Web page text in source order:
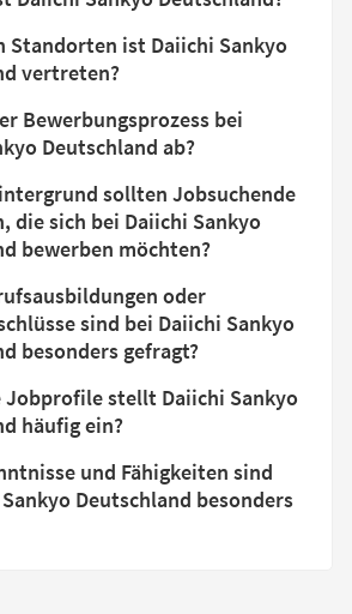
Standorten ist Daiichi Sankyo
vertreten?
Bewerbungsprozess bei
Deutschland ab?
sollten Jobsuchende
die sich bei Daiichi Sankyo
bewerben möchten?
oder
sind bei Daiichi Sankyo
besonders gefragt?
Jobprofile stellt Daiichi Sankyo
häufig ein?
und Fähigkeiten sind
Deutschland besonders